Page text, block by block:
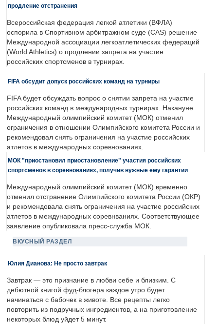
продление отстранения
Всероссийская федерация легкой атлетики (ВФЛА)
оспорила в Спортивном арбитражном суде (CAS) решение
Международной ассоциации легкоатлетических федераций
(World Athletics) о продлении запрета на участие
российских спортсменов в турнирах.
FIFA обсудит допуск российских команд на турниры
FIFA будет обсуждать вопрос о снятии запрета на участие
российских команд в международных турнирах. Накануне
Международный олимпийский комитет (МОК) отменил
ограничения в отношении Олимпийского комитета России и
рекомендовал снять ограничения на участие российских
атлетов в международных соревнованиях.
МОК "приостановил приостановление" участия российских
спортсменов в соревнованиях, получив нужные ему гарантии
Международный олимпийский комитет (МОК) временно
отменил отстранение Олимпийского комитета России (ОКР)
и рекомендовала снять ограничения на участие российских
атлетов в международных соревнваниях. Соответствующее
заявление опубликовала пресс-служба МОК.
ВКУСНЫЙ РАЗДЕЛ
Юлия Дианова: Не просто завтрак
Завтрак — это признание в любви себе и близким. С
дебютной книгой фуд-блогера каждое утро будет
начинаться с бабочек в животе. Все рецепты легко
повторить из подручных ингредиентов, а на приготовление
некоторых блюд уйдет 5 минут.